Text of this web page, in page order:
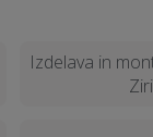
Izdelava in
Ziri